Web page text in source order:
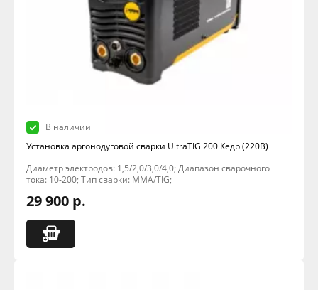
В наличии
Установка аргонодуговой сварки UltraTIG 200 Кедр (220В)
Диаметр электродов: 1,5/2,0/3,0/4,0; Диапазон сварочного
тока: 10-200; Тип сварки: MMA/TIG;
29 900 р.